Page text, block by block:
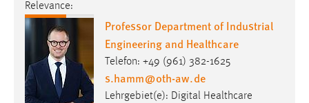
Relevance:
Professor Department of Industrial
Engineering and Healthcare
Telefon: +49 (961) 382-1625
s.hamm@oth-aw.de
Lehrgebiet(e): Digital Healthcare